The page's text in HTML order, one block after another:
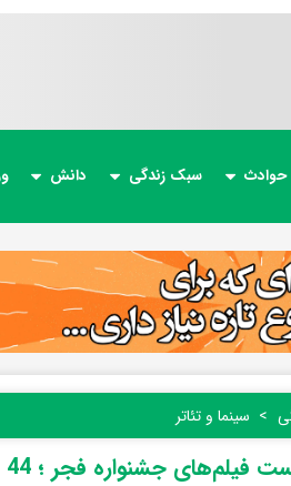
حوادث سبک زندگی دانش
سینما و تئاتر
جشنواره فجر ؛ 44 فیلم کوتاه داستانی